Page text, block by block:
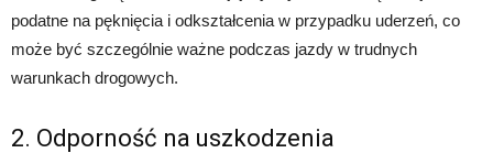
podatne na pęknięcia i odkształcenia w przypadku uderzeń, co
może być szczególnie ważne podczas jazdy w trudnych
warunkach drogowych.
2. Odporność na uszkodzenia